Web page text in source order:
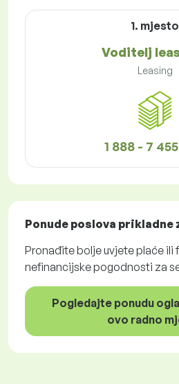
1. mjesto
Voditelj
Leasing
1 888 - 7 455
Ponude poslova prikladne
Pronađite bolje uvjete plaće ili
nefinancijske pogodnosti za
Pogledajte ponudu
ovo radno